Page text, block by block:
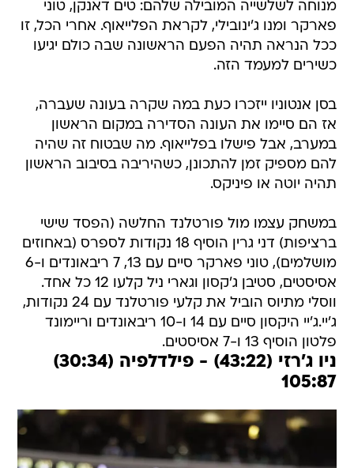
מנוחה לשלשייה המובילה שלהם: טים דאנקן, טוני
פארקר ומנו ג'ינובילי, לקראת הפלייאוף. אחרי הכל, זו
ככל הנראה תהיה הפעם הראשונה שבה כולם יגיעו
כשירים למעמד הזה.
בסן אנטוניו ייזכרו כעת במה שקרה בעונה שעברה,
אז הם סיימו את העונה הסדירה במקום הראשון
במערב, אבל פישלו בפלייאוף. מה שבטוח זה שהיה
להם מספיק זמן להתכונן, כשהיריבה בסיבוב הראשון
תהיה יוטה או פיניקס.
במשחק עצמו מול פורטלנד החלשה (הפסד שישי
ברציפות) דני גרין הוסיף 18 נקודות לספרס (באחוזים
מושלמים), טוני פארקר סיים עם 13, 7 ריבאונדים ו-6
אסיסטים, סטיבן ג'קסון וגארי ניל קלעו 12 כל אחד.
ווסלי מתיוס הוביל את קלעי פורטלנד עם 24 נקודות,
ג'יי.ג'יי היקסון סיים עם 14 ו-10 ריבאונדים וריימונד
פלטון הוסיף 13 ו-7 אסיסטים.
ניו ג'רזי (43:22) - פילדלפיה (30:34)
105:87